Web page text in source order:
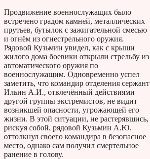
Продвижение военнослужащих было
встречено градом камней, металлических
прутьев, бутылок с зажигательной смесью
и огнём из огнестрельного оружия.
Рядовой Кузьмин увидел, как с крыши
жилого дома боевики открыли стрельбу из
автоматического оружия по
военнослужащим. Одновременно успел
заметить, что командир отделения сержант
Ильин А.И., отвлечённый действиями
другой группы экстремистов, не видит
возникшей опасности, угрожающей его
жизни. В этой ситуации, не растерявшись,
рискуя собой, рядовой Кузьмин А.Ю.
оттолкнул своего командира в безопасное
место, однако сам получил смертельное
ранение в голову.